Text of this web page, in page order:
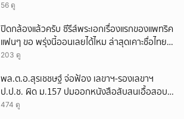
56 ดู
ปิดกล้องแล้วครับ ซีรีส์พระเอกเรื่องแรกของแพทริค
แฟนๆ ขอ พรุ่งนี้ออนเลยได้ไหม ล่าสุดเคาะชื่อไทย
แล้ว
203 ดู
พล.ต.อ.สุรเชชษฐ์ จ่อฟ้อง เลขาฯ-รองเลขาฯ
ป.ป.ช. ผิด ม.157 ปมออกหนังสือสับสนเอื้อสอบ
คดีซ้ำซ้อน
474 ดู